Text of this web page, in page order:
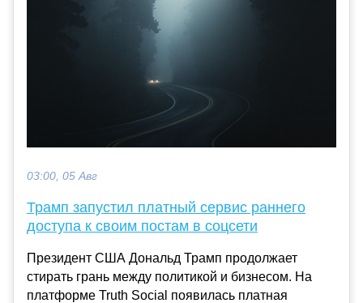
03:00, 05 Авг
Трамп запустил платный сервис раннего
доступа к своим постам в соцсети
Президент США Дональд Трамп продолжает
стирать грань между политикой и бизнесом. На
платформе Truth Social появилась платная